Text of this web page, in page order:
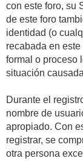
con este foro, su
de este foro
identidad (o
recabada en
formal o proceso
situación
Durante el
nombre de
apropiado. Con
registrar, se
otra persona